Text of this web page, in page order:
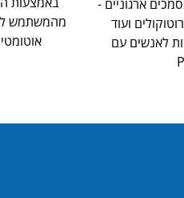
ארגוניים -
ועוד
לאנשים עם
מהמשתמש